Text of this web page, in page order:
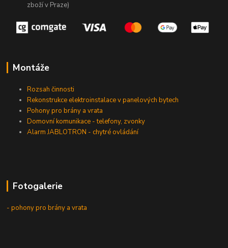
zboží v Praze)
Montáže
Rozsah činnosti
Rekonstrukce elektroinstalace v panelových bytech
Pohony pro brány a vrata
Domovní komunikace - telefony, zvonky
Alarm JABLOTRON - chytré ovládání
Fotogalerie
- pohony pro brány a vrata